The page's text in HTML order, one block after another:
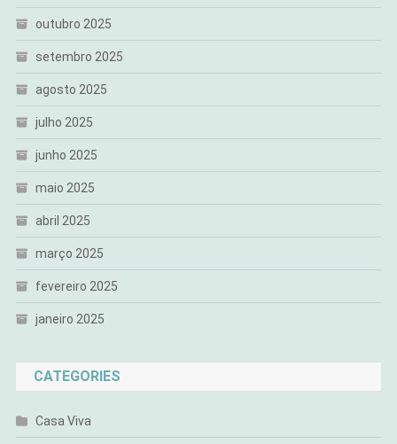
outubro 2025
setembro 2025
agosto 2025
julho 2025
junho 2025
maio 2025
abril 2025
março 2025
fevereiro 2025
janeiro 2025
CATEGORIES
Casa Viva